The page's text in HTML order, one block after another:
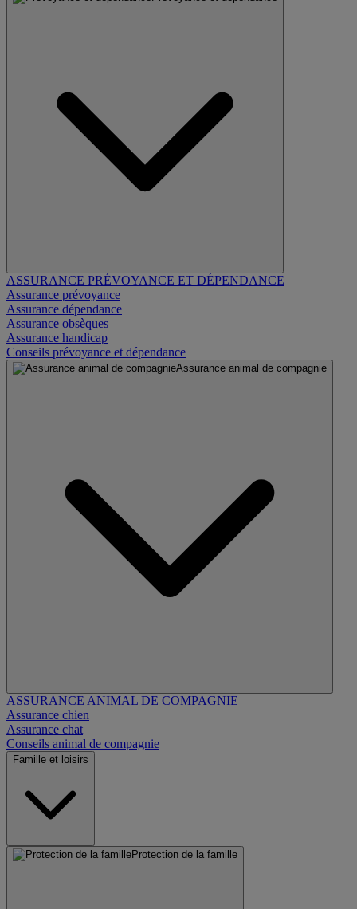
ASSURANCE PRÉVOYANCE ET DÉPENDANCE
Assurance prévoyance
Assurance dépendance
Assurance obsèques
Assurance handicap
Conseils prévoyance et dépendance
Assurance animal de compagnie
ASSURANCE ANIMAL DE COMPAGNIE
Assurance chien
Assurance chat
Conseils animal de compagnie
Famille et loisirs
Protection de la famille